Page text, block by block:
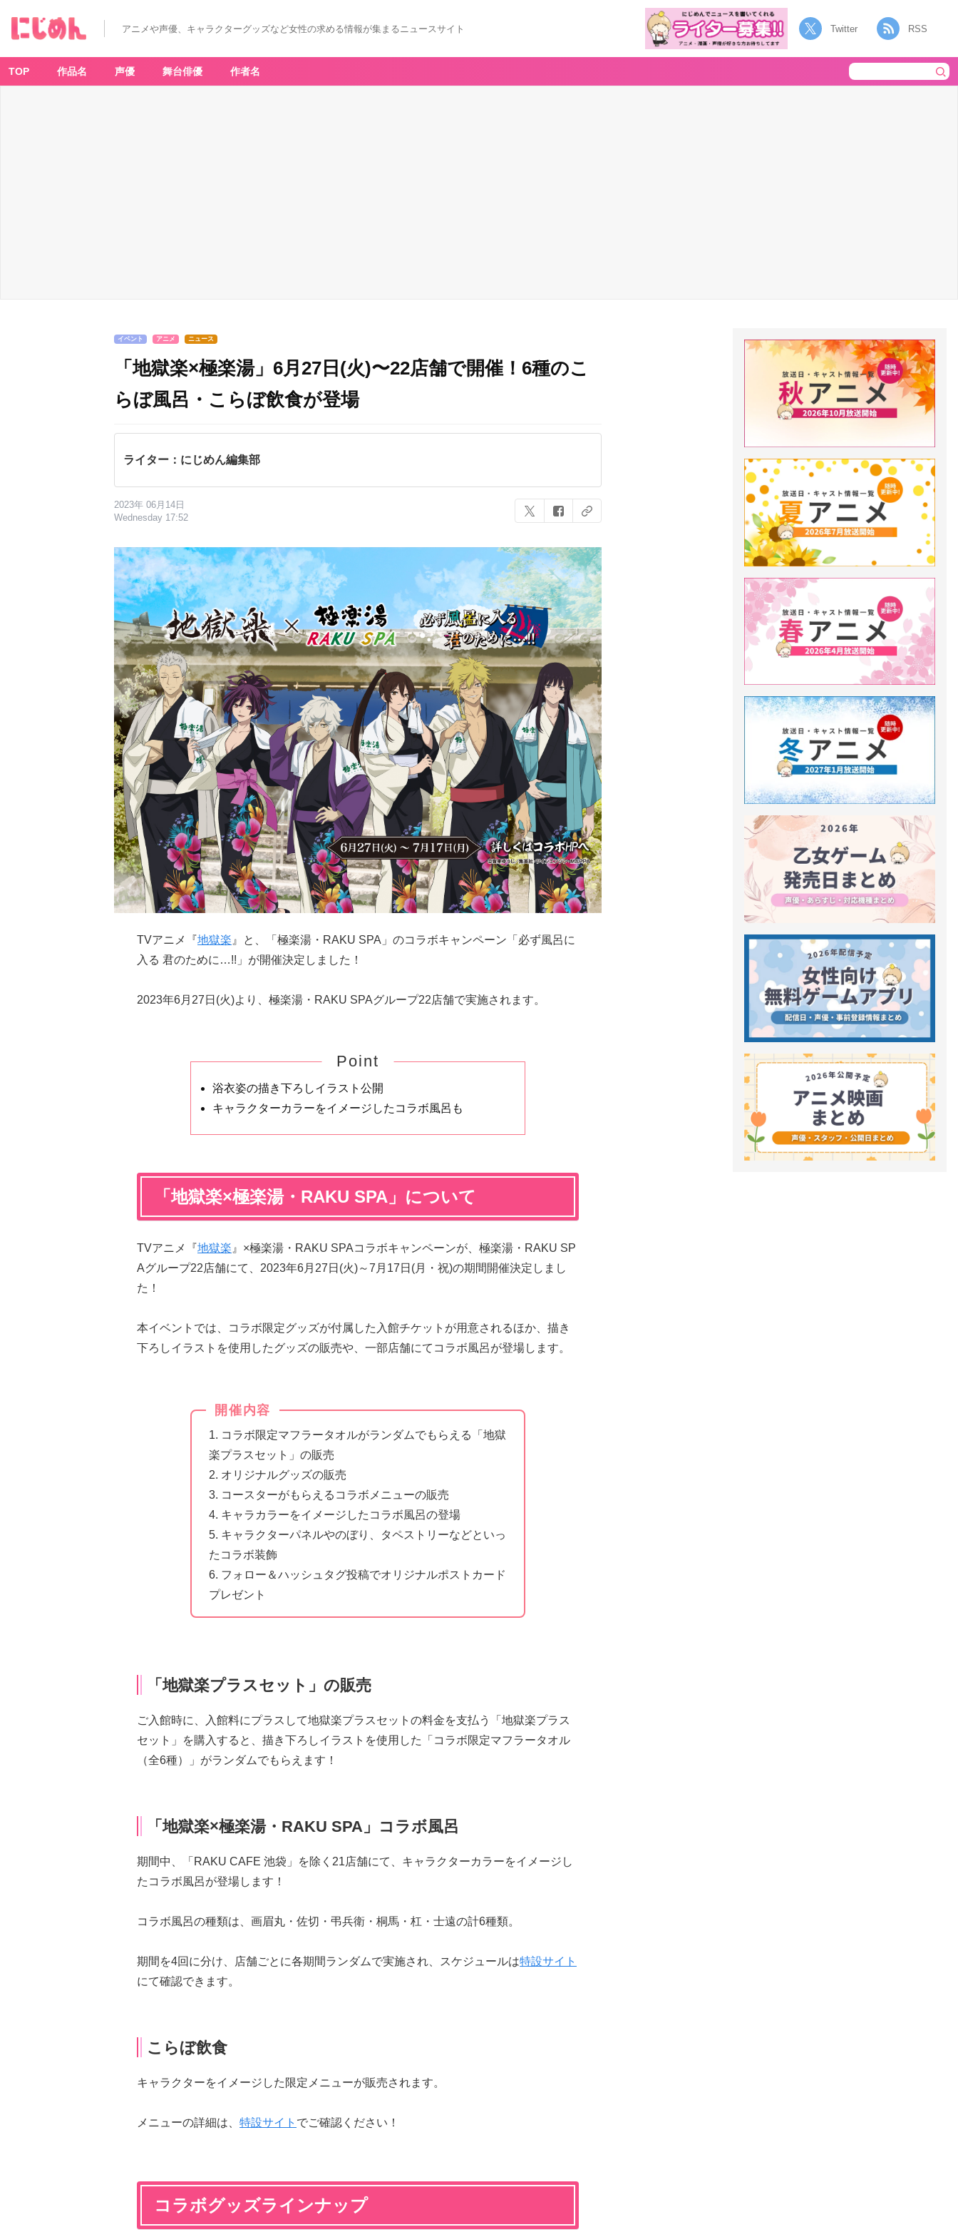
アニメや声優、キャラクターグッズなど女性の求める情報が集まるニュースサイト Twitter RSS
TOP 作品名 声優 舞台俳優 作者名
イベント アニメ ニュース
「地獄楽×極楽湯」6月27日(火)〜22店舗で開催！6種のこ
らぼ風呂・こらぼ飲食が登場
ライター：にじめん編集部
2023年 06月14日
Wednesday 17:52
TVアニメ『地獄楽 』と、「極楽湯・RAKU SPA」のコラボキャンペーン「必ず風呂に
入る 君のために…!!」が開催決定しました！
2023年6月27日(火)より、極楽湯・RAKU SPAグループ22店舗で実施されます。
Point
浴衣姿の描き下ろしイラスト公開
キャラクターカラーをイメージしたコラボ風呂も
「地獄楽×極楽湯・RAKU SPA」について
TVアニメ『地獄楽 』×極楽湯・RAKU SPAコラボキャンペーンが、極楽湯・RAKU SP
Aグループ22店舗にて、2023年6月27日(火)～7月17日(月・祝)の期間開催決定しまし
た！
本イベントでは、コラボ限定グッズが付属した入館チケットが用意されるほか、描き
下ろしイラストを使用したグッズの販売や、一部店舗にてコラボ風呂が登場します。
開催内容
1. コラボ限定マフラータオルがランダムでもらえる「地獄
楽プラスセット」の販売
2. オリジナルグッズの販売
3. コースターがもらえるコラボメニューの販売
4. キャラカラーをイメージしたコラボ風呂の登場
5. キャラクターパネルやのぼり、タペストリーなどといっ
たコラボ装飾
6. フォロー＆ハッシュタグ投稿でオリジナルポストカード
プレゼント
「地獄楽プラスセット」の販売
ご入館時に、入館料にプラスして地獄楽プラスセットの料金を支払う「地獄楽プラス
セット」を購入すると、描き下ろしイラストを使用した「コラボ限定マフラータオル
（全6種）」がランダムでもらえます！
「地獄楽×極楽湯・RAKU SPA」コラボ風呂
期間中、「RAKU CAFE 池袋」を除く21店舗にて、キャラクターカラーをイメージし
たコラボ風呂が登場します！
コラボ風呂の種類は、画眉丸・佐切・弔兵衛・桐馬・杠・士遠の計6種類。
期間を4回に分け、店舗ごとに各期間ランダムで実施され、スケジュールは特設サイト
にて確認できます。
こらぼ飲食
キャラクターをイメージした限定メニューが販売されます。
メニューの詳細は、 特設サイト でご確認ください！
コラボグッズラインナップ